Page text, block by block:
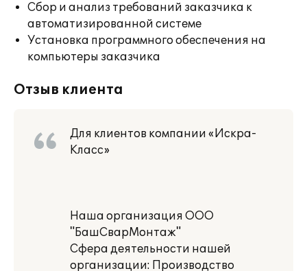
Сбор и анализ требований заказчика к
автоматизированной системе
Установка программного обеспечения на
компьютеры заказчика
Отзыв клиента
Для клиентов компании «Искра-
Класс»
Наша организация ООО
"БашСварМонтаж"
Сфера деятельности нашей
организации: Производство